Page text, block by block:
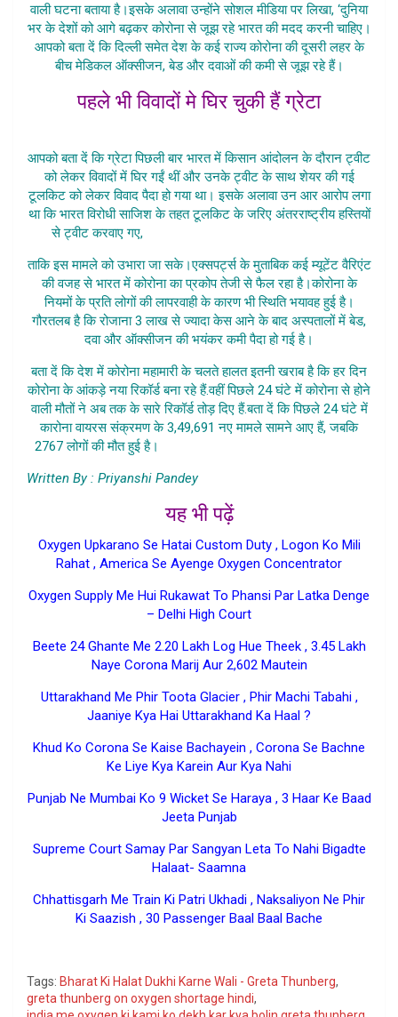
वाली घटना बताया है।इसके अलावा उन्होंने सोशल मीडिया पर लिखा, ‘दुनिया
भर के देशों को आगे बढ़कर कोरोना से जूझ रहे भारत की मदद करनी चाहिए।
आपको बता दें कि दिल्ली समेत देश के कई राज्य कोरोना की दूसरी लहर के
बीच मेडिकल ऑक्सीजन, बेड और दवाओं की कमी से जूझ रहे हैं।
पहले भी विवादों मे घिर चुकी हैं ग्रेटा
आपको बता दें कि ग्रेटा पिछली बार भारत में किसान आंदोलन के दौरान ट्वीट
को लेकर विवादों में घिर गईं थीं और उनके ट्वीट के साथ शेयर की गई
टूलकिट को लेकर विवाद पैदा हो गया था। इसके अलावा उन आर आरोप लगा
था कि भारत विरोधी साजिश के तहत टूलकिट के जरिए अंतरराष्ट्रीय हस्तियों
से ट्वीट करवाए गए,
ताकि इस मामले को उभारा जा सके।एक्सपर्ट्स के मुताबिक कई म्यूटेंट वैरिएंट
की वजह से भारत में कोरोना का प्रकोप तेजी से फैल रहा है।कोरोना के
नियमों के प्रति लोगों की लापरवाही के कारण भी स्थिति भयावह हुई है।
गौरतलब है कि रोजाना 3 लाख से ज्यादा केस आने के बाद अस्पतालों में बेड,
दवा और ऑक्सीजन की भयंकर कमी पैदा हो गई है।
बता दें कि देश में कोरोना महामारी के चलते हालत इतनी खराब है कि हर दिन
कोरोना के आंकड़े नया रिकॉर्ड बना रहे हैं.वहीं पिछले 24 घंटे में कोरोना से होने
वाली मौतों ने अब तक के सारे रिकॉर्ड तोड़ दिए हैं.बता दें कि पिछले 24 घंटे में
कारोना वायरस संक्रमण के 3,49,691 नए मामले सामने आए हैं, जबकि
2767 लोगों की मौत हुई है।
Written By : Priyanshi Pandey
यह भी पढ़ें
Oxygen Upkarano Se Hatai Custom Duty , Logon Ko Mili
Rahat , America Se Ayenge Oxygen Concentrator
Oxygen Supply Me Hui Rukawat To Phansi Par Latka Denge
– Delhi High Court
Beete 24 Ghante Me 2.20 Lakh Log Hue Theek , 3.45 Lakh
Naye Corona Marij Aur 2,602 Mautein
Uttarakhand Me Phir Toota Glacier , Phir Machi Tabahi ,
Jaaniye Kya Hai Uttarakhand Ka Haal ?
Khud Ko Corona Se Kaise Bachayein , Corona Se Bachne
Ke Liye Kya Karein Aur Kya Nahi
Punjab Ne Mumbai Ko 9 Wicket Se Haraya , 3 Haar Ke Baad
Jeeta Punjab
Supreme Court Samay Par Sangyan Leta To Nahi Bigadte
Halaat- Saamna
Chhattisgarh Me Train Ki Patri Ukhadi , Naksaliyon Ne Phir
Ki Saazish , 30 Passenger Baal Baal Bache
Tags: Bharat Ki Halat Dukhi Karne Wali - Greta Thunberg,
greta thunberg on oxygen shortage hindi,